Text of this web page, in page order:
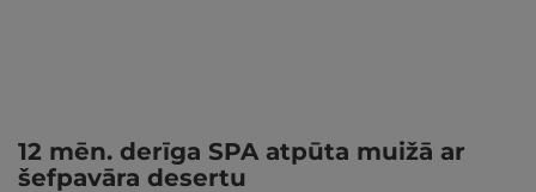
12 mēn. derīga SPA atpūta muižā ar
šefpavāra desertu